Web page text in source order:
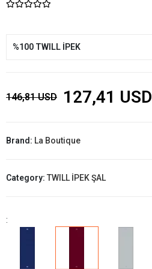
%100 TWILL İPEK
146,81 USD 127,41 USD
Brand: La Boutique
Category: TWILL İPEK ŞAL
: